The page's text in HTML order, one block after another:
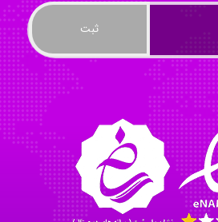
Nazaninkarkon
Omid
Mehrab